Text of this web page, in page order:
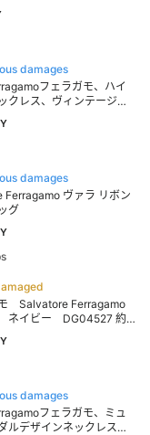
damages
フェラガモ、ハイ
クレス、ヴィンテージ
damages
Ferragamo ヴァラ リボン
グ
Salvatore Ferragamo
ネイビー DG04527 約
damages
フェラガモ、ミュ
ルデザインネックレス